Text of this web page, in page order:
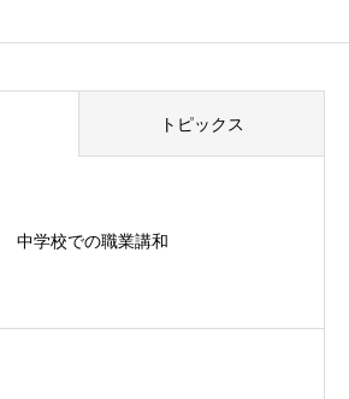
トピックス
中学校での職業講和